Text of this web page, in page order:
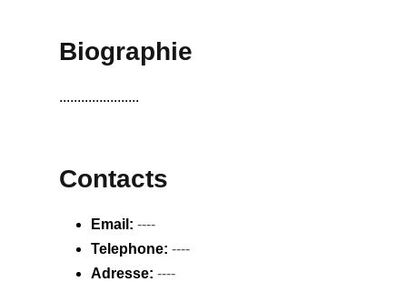
Biographie
......................
Contacts
Email: ----
Telephone: ----
Adresse: ----